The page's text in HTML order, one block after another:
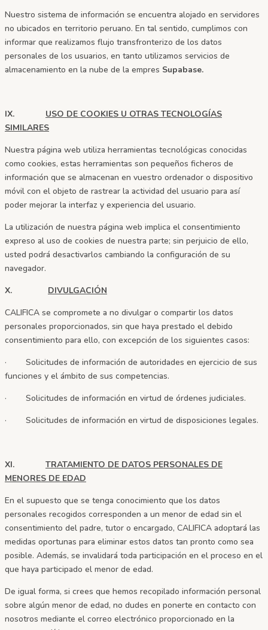
Nuestro sistema de información se encuentra alojado en servidores
no ubicados en territorio peruano. En tal sentido, cumplimos con
informar que realizamos flujo transfronterizo de los datos
personales de los usuarios, en tanto utilizamos servicios de
almacenamiento en la nube de la empres Supabase.
IX. USO DE COOKIES U OTRAS TECNOLOGÍAS
SIMILARES
Nuestra página web utiliza herramientas tecnológicas conocidas
como cookies, estas herramientas son pequeños ficheros de
información que se almacenan en vuestro ordenador o dispositivo
móvil con el objeto de rastrear la actividad del usuario para así
poder mejorar la interfaz y experiencia del usuario.
La utilización de nuestra página web implica el consentimiento
expreso al uso de cookies de nuestra parte; sin perjuicio de ello,
usted podrá desactivarlos cambiando la configuración de su
navegador.
X. DIVULGACIÓN
CALIFICA se compromete a no divulgar o compartir los datos
personales proporcionados, sin que haya prestado el debido
consentimiento para ello, con excepción de los siguientes casos:
· Solicitudes de información de autoridades en ejercicio de sus
funciones y el ámbito de sus competencias.
· Solicitudes de información en virtud de órdenes judiciales.
· Solicitudes de información en virtud de disposiciones legales.
XI. TRATAMIENTO DE DATOS PERSONALES DE
MENORES DE EDAD
En el supuesto que se tenga conocimiento que los datos
personales recogidos corresponden a un menor de edad sin el
consentimiento del padre, tutor o encargado, CALIFICA adoptará las
medidas oportunas para eliminar estos datos tan pronto como sea
posible. Además, se invalidará toda participación en el proceso en el
que haya participado el menor de edad.
De igual forma, si crees que hemos recopilado información personal
sobre algún menor de edad, no dudes en ponerte en contacto con
nosotros mediante el correo electrónico proporcionado en la